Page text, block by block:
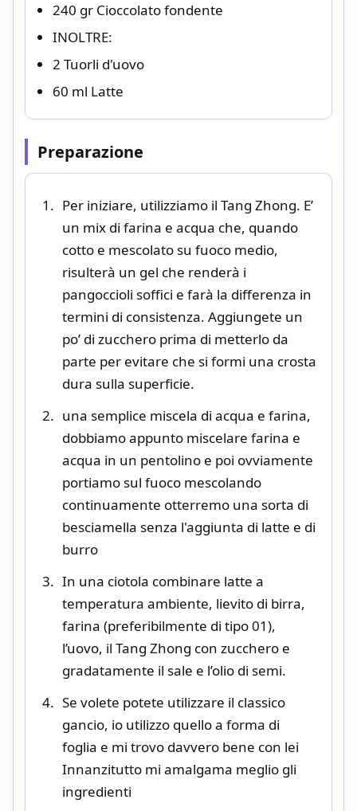
240 gr Cioccolato fondente
INOLTRE:
2 Tuorli d'uovo
60 ml Latte
Preparazione
Per iniziare, utilizziamo il Tang Zhong. E’
un mix di farina e acqua che, quando
cotto e mescolato su fuoco medio,
risulterà un gel che renderà i
pangoccioli soffici e farà la differenza in
termini di consistenza. Aggiungete un
po’ di zucchero prima di metterlo da
parte per evitare che si formi una crosta
dura sulla superficie.
una semplice miscela di acqua e farina,
dobbiamo appunto miscelare farina e
acqua in un pentolino e poi ovviamente
portiamo sul fuoco mescolando
continuamente otterremo una sorta di
besciamella senza l'aggiunta di latte e di
burro
In una ciotola combinare latte a
temperatura ambiente, lievito di birra,
farina (preferibilmente di tipo 01),
l’uovo, il Tang Zhong con zucchero e
gradatamente il sale e l’olio di semi.
Se volete potete utilizzare il classico
gancio, io utilizzo quello a forma di
foglia e mi trovo davvero bene con lei
Innanzitutto mi amalgama meglio gli
ingredienti